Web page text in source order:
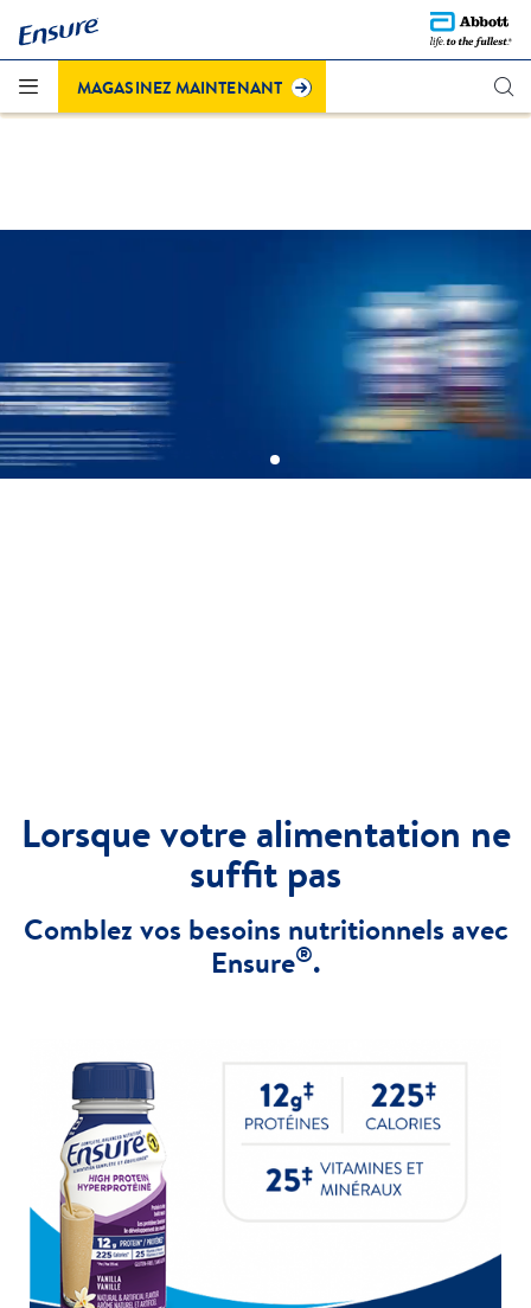
Des questions au sujet de la nouvelle couleur du produit
Ensure
Cliquez ici pour
MAGASINEZ MAINTENANT
Lorsque votre alimentation ne
suffit pas
Comblez vos besoins nutritionnels avec
Ensure®.